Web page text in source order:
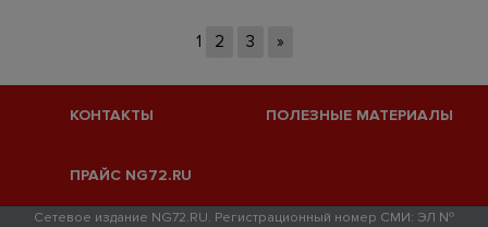
1 2 3 »
КОНТАКТЫ ПОЛЕЗНЫЕ МАТЕРИАЛЫ
ПРАЙС NG72.RU
Сетевое издание NG72.RU. Регистрационный номер СМИ: ЭЛ №